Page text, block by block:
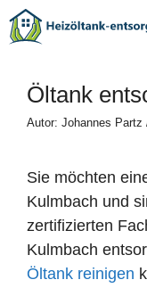
Zum
Inhalt
Öltank
Autor: Johannes Partz
Sie möchten
Kulmbach und
zertifizierten
Kulmbach
Öltank reinigen